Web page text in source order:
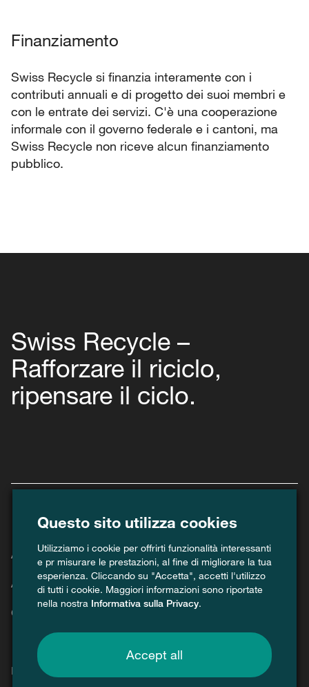
Finanziamento
Swiss Recycle si finanzia interamente con i
contributi annuali e di progetto dei suoi membri e
con le entrate dei servizi. C'è una cooperazione
informale con il governo federale e i cantoni, ma
Swiss Recycle non riceve alcun finanziamento
pubblico.
Swiss Recycle –
Rafforzare il riciclo,
ripensare il ciclo.
Agenda
Attuale
Contatto
Mass media
Questo sito utilizza cookies
Utilizziamo i cookie per offrirti funzionalità interessanti
e pr misurare le prestazioni, al fine di migliorare la tua
esperienza. Cliccando su "Accetta", accetti l'utilizzo
di tutti i cookie. Maggiori informazioni sono riportate
nella nostra Informativa sulla Privacy.
Accept all